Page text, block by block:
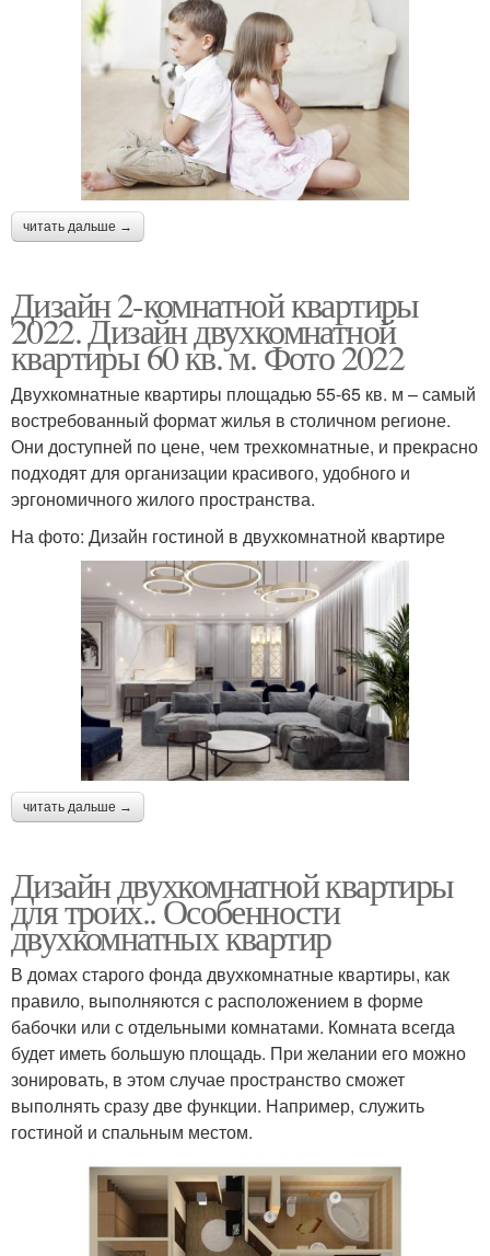
читать дальше →
Дизайн 2-комнатной квартиры
2022. Дизайн двухкомнатной
квартиры 60 кв. м. Фото 2022
Двухкомнатные квартиры площадью 55-65 кв. м – самый
востребованный формат жилья в столичном регионе.
Они доступней по цене, чем трехкомнатные, и прекрасно
подходят для организации красивого, удобного и
эргономичного жилого пространства.
На фото: Дизайн гостиной в двухкомнатной квартире
читать дальше →
Дизайн двухкомнатной квартиры
для троих.. Особенности
двухкомнатных квартир
В домах старого фонда двухкомнатные квартиры, как
правило, выполняются с расположением в форме
бабочки или с отдельными комнатами. Комната всегда
будет иметь большую площадь. При желании его можно
зонировать, в этом случае пространство сможет
выполнять сразу две функции. Например, служить
гостиной и спальным местом.